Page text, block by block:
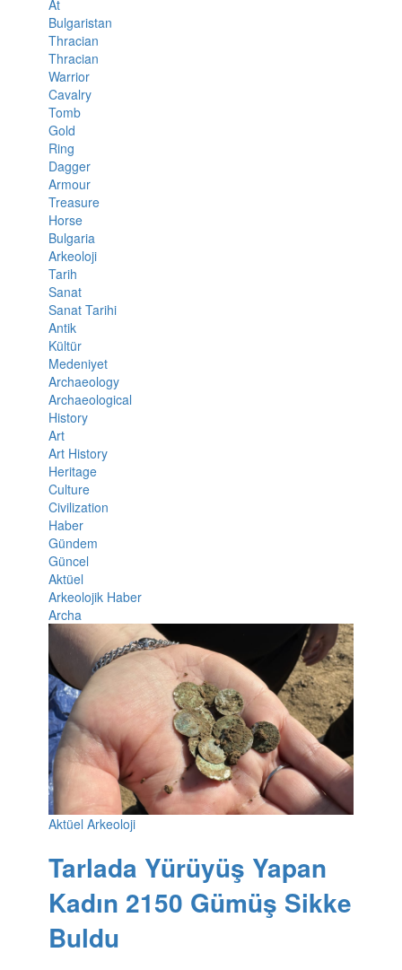
At
Bulgaristan
Thracian
Thracian
Warrior
Cavalry
Tomb
Gold
Ring
Dagger
Armour
Treasure
Horse
Bulgaria
Arkeoloji
Tarih
Sanat
Sanat Tarihi
Antik
Kültür
Medeniyet
Archaeology
Archaeological
History
Art
Art History
Heritage
Culture
Civilization
Haber
Gündem
Güncel
Aktüel
Arkeolojik Haber
Archa
Aktüel Arkeoloji
Tarlada Yürüyüş Yapan
Kadın 2150 Gümüş Sikke
Buldu